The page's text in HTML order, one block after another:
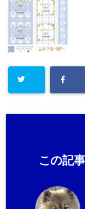
この記